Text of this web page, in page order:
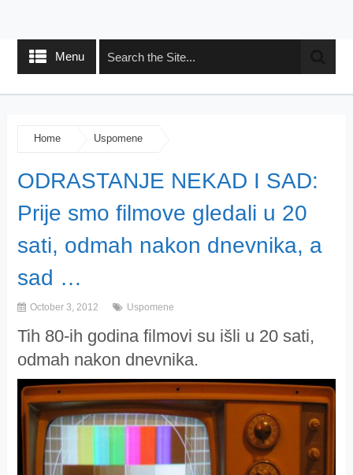
Menu
Home Uspomene
ODRASTANJE NEKAD I SAD:
Prije smo filmove gledali u 20
sati, odmah nakon dnevnika, a
sad …
October 3, 2012 Uspomene
Tih 80-ih godina filmovi su išli u 20 sati,
odmah nakon dnevnika.